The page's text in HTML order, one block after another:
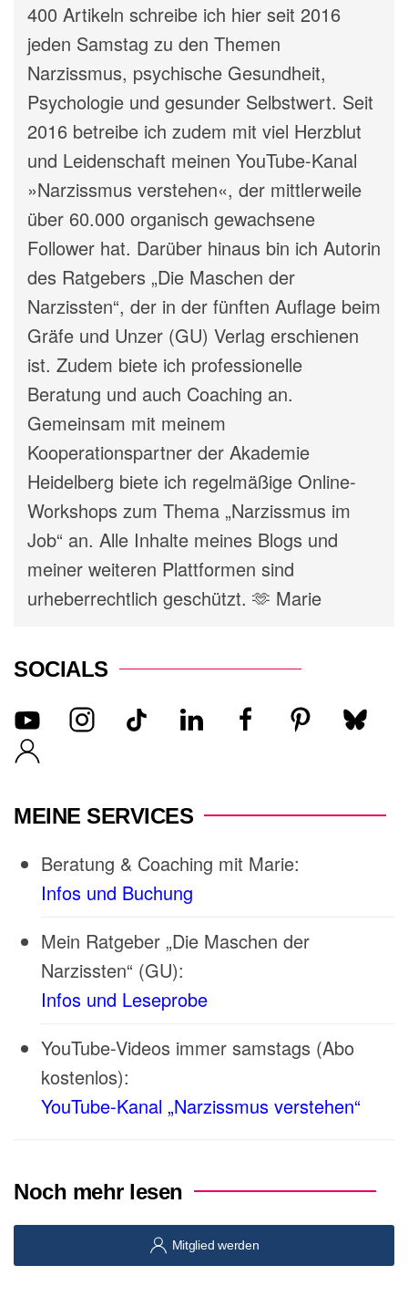
400 Artikeln schreibe ich hier seit 2016
jeden Samstag zu den Themen
Narzissmus, psychische Gesundheit,
Psychologie und gesunder Selbstwert. Seit
2016 betreibe ich zudem mit viel Herzblut
und Leidenschaft meinen YouTube-Kanal
»Narzissmus verstehen«, der mittlerweile
über 60.000 organisch gewachsene
Follower hat. Darüber hinaus bin ich Autorin
des Ratgebers „Die Maschen der
Narzissten“, der in der fünften Auflage beim
Gräfe und Unzer (GU) Verlag erschienen
ist. Zudem biete ich professionelle
Beratung und auch Coaching an.
Gemeinsam mit meinem
Kooperationspartner der Akademie
Heidelberg biete ich regelmäßige Online-
Workshops zum Thema „Narzissmus im
Job“ an. Alle Inhalte meines Blogs und
meiner weiteren Plattformen sind
urheberrechtlich geschützt. 🫶 Marie
SOCIALS
MEINE SERVICES
Beratung & Coaching mit Marie:
Infos und Buchung
Mein Ratgeber „Die Maschen der
Narzissten“ (GU):
Infos und Leseprobe
YouTube-Videos immer samstags (Abo
kostenlos):
YouTube-Kanal „Narzissmus verstehen“
Noch mehr lesen
Mitglied werden